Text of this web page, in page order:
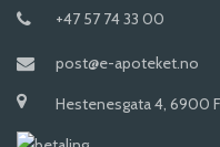
+47 57 74 33 00
post@e-apoteket.no
Hestenesgata 4, 6900